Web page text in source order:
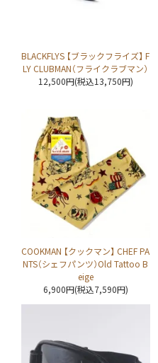
BLACKFLYS 【ブラックフライズ】 F
LY CLUBMAN（フライクラブマン）
12,500円(税込13,750円)
COOKMAN 【クックマン】 CHEF PA
NTS（シェフパンツ）Old Tattoo B
eige
6,900円(税込7,590円)